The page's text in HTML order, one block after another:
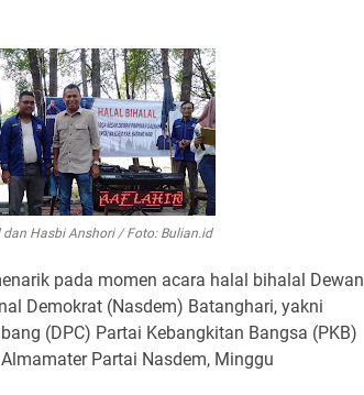
dan Hasbi Anshori / Foto: Bulian.id
pada momen acara halal bihalal Dewan
Demokrat (Nasdem) Batanghari, yakni
(DPC) Partai Kebangkitan Bangsa (PKB)
Partai Nasdem, Minggu